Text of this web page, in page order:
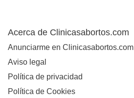
Acerca de Clinicasabortos.com
Anunciarme en Clinicasabortos.com
Aviso legal
Política de privacidad
Política de Cookies